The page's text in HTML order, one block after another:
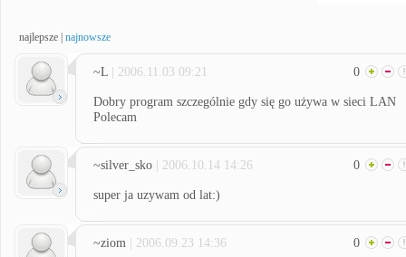
najlepsze najnowsze
~L | 2006.11.03 09:21 0
Dobry program szczególnie gdy się go używa w sieci LAN
Polecam
~silver_sko | 2006.10.14 14:26 0
super ja uzywam od lat:)
~ziom | 2006.09.23 14:36 0